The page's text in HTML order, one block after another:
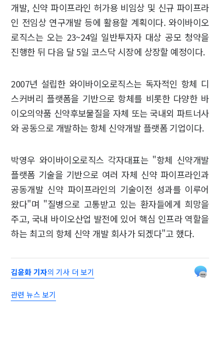
개발, 신약 파이프라인 허가용 비임상 및 신규 파이프라
인 전임상 연구개발 등에 활용할 계획이다. 와이바이오
로직스는 오는 23~24일 일반투자자 대상 공모 청약을
진행한 뒤 다음 달 5일 코스닥 시장에 상장할 예정이다.
2007년 설립한 와이바이오로직스는 독자적인 항체 디
스커버리 플랫폼을 기반으로 항체를 비롯한 다양한 바
이오의약품 신약후보물질을 자체 또는 국내외 파트너사
와 공동으로 개발하는 항체 신약개발 플랫폼 기업이다.
박영우 와이바이오로직스 각자대표는 "항체 신약개발
플랫폼 기술을 기반으로 여러 자체 신약 파이프라인과
공동개발 신약 파이프라인의 기술이전 성과를 이루어
왔다"며 "질병으로 고통받고 있는 환자들에게 희망을
주고, 국내 바이오산업 발전에 있어 핵심 인프라 역할을
하는 최고의 항체 신약 개발 회사가 되겠다"고 했다.
김윤화 기자의 기사 더 보기
관련 뉴스 보기